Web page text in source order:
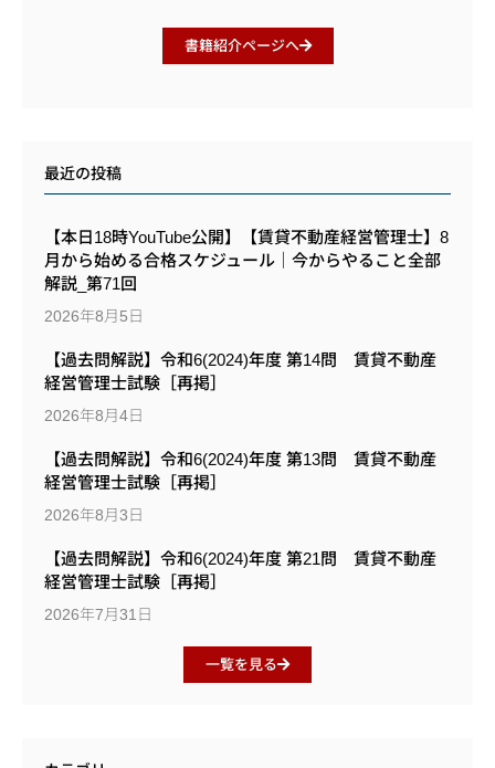
書籍紹介ページへ
最近の投稿
【本日18時YouTube公開】【賃貸不動産経営管理士】8
月から始める合格スケジュール｜今からやること全部
解説_第71回
2026年8月5日
【過去問解説】令和6(2024)年度 第14問 賃貸不動産
経営管理士試験［再掲］
2026年8月4日
【過去問解説】令和6(2024)年度 第13問 賃貸不動産
経営管理士試験［再掲］
2026年8月3日
【過去問解説】令和6(2024)年度 第21問 賃貸不動産
経営管理士試験［再掲］
2026年7月31日
一覧を見る